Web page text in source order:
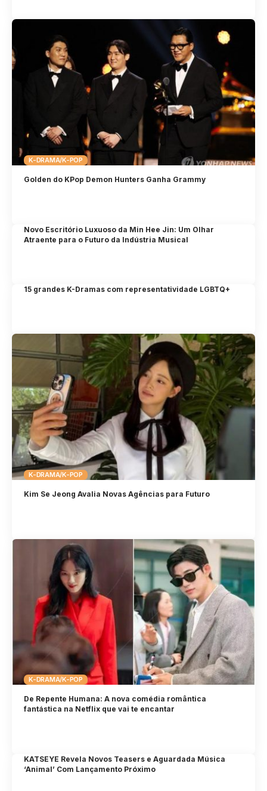
K-DRAMA/K-POP
Golden do KPop Demon Hunters Ganha Grammy
Novo Escritório Luxuoso da Min Hee Jin: Um Olhar
Atraente para o Futuro da Indústria Musical
15 grandes K-Dramas com representatividade LGBTQ+
K-DRAMA/K-POP
Kim Se Jeong Avalia Novas Agências para Futuro
K-DRAMA/K-POP
De Repente Humana: A nova comédia romântica
fantástica na Netflix que vai te encantar
KATSEYE Revela Novos Teasers e Aguardada Música
‘Animal’ Com Lançamento Próximo